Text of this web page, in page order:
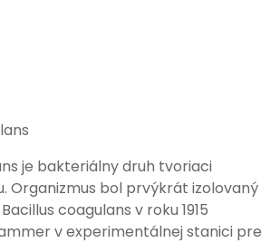
je bakteriálny druh tvoriaci
Organizmus bol prvýkrát izolovaný
coagulans v roku 1915
v experimentálnej stanici pre